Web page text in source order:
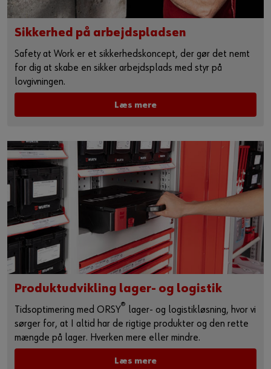
Sikkerhed på arbejdspladsen
Safety at Work er et sikkerhedskoncept, der gør det nemt
for dig at skabe en sikker arbejdsplads med styr på
lovgivningen.
Læs mere
Produktudvikling lager- og logistik
Tidsoptimering med ORSY® lager- og logistikløsning, hvor vi
sørger for, at I altid har de rigtige produkter og den rette
mængde på lager. Hverken mere eller mindre.
Læs mere